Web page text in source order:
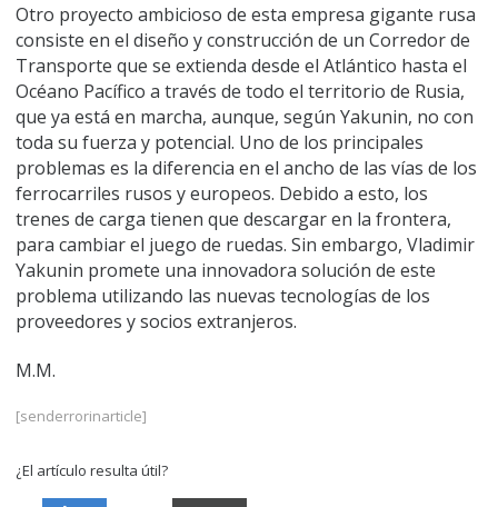
Otro proyecto ambicioso de esta empresa gigante rusa
consiste en el diseño y construcción de un Corredor de
Transporte que se extienda desde el Atlántico hasta el
Océano Pacífico a través de todo el territorio de Rusia,
que ya está en marcha, aunque, según Yakunin, no con
toda su fuerza y potencial. Uno de los principales
problemas es la diferencia en el ancho de las vías de los
ferrocarriles rusos y europeos. Debido a esto, los
trenes de carga tienen que descargar en la frontera,
para cambiar el juego de ruedas. Sin embargo, Vladimir
Yakunin promete una innovadora solución de este
problema utilizando las nuevas tecnologías de los
proveedores y socios extranjeros.
M.M.
[senderrorinarticle]
¿El artículo resulta útil?